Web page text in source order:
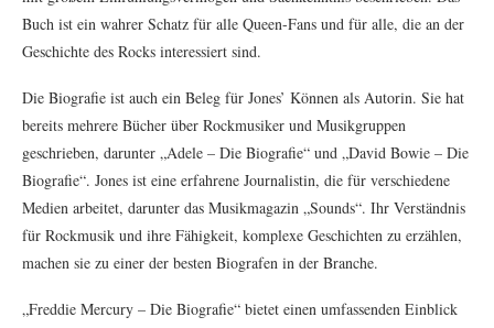
Buch ist ein wahrer Schatz für alle Queen-Fans und für alle, die an der
Geschichte des Rocks interessiert sind.
Die Biografie ist auch ein Beleg für Jones’ Können als Autorin. Sie hat
bereits mehrere Bücher über Rockmusiker und Musikgruppen
geschrieben, darunter „Adele – Die Biografie“ und „David Bowie – Die
Biografie“. Jones ist eine erfahrene Journalistin, die für verschiedene
Medien arbeitet, darunter das Musikmagazin „Sounds“. Ihr Verständnis
für Rockmusik und ihre Fähigkeit, komplexe Geschichten zu erzählen,
machen sie zu einer der besten Biografen in der Branche.
„Freddie Mercury – Die Biografie“ bietet einen umfassenden Einblick